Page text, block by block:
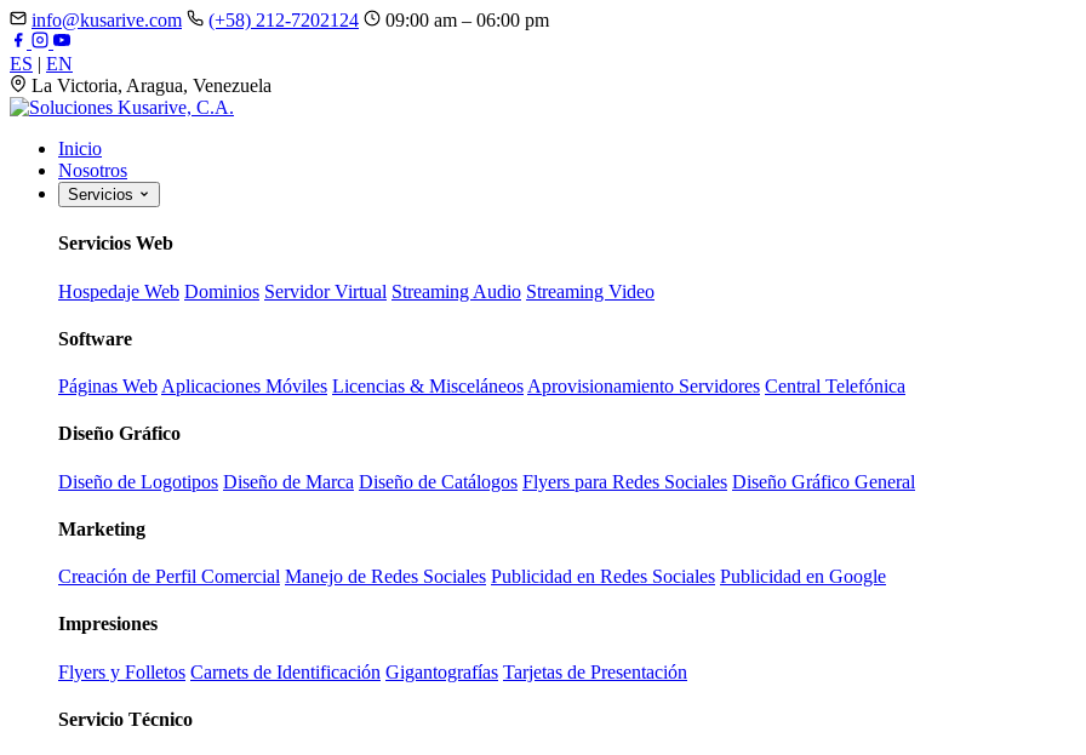
info@kusarive.com (+58) 212-7202124 09:00 am – 06:00 pm
ES | EN
La Victoria, Aragua, Venezuela
Inicio
Nosotros
Servicios
Servicios Web
Hospedaje Web Dominios Servidor Virtual Streaming Audio Streaming Video
Software
Páginas Web Aplicaciones Móviles Licencias & Misceláneos Aprovisionamiento Servidores Central Telefónica
Diseño Gráfico
Diseño de Logotipos Diseño de Marca Diseño de Catálogos Flyers para Redes Sociales Diseño Gráfico General
Marketing
Creación de Perfil Comercial Manejo de Redes Sociales Publicidad en Redes Sociales Publicidad en Google
Impresiones
Flyers y Folletos Carnets de Identificación Gigantografías Tarjetas de Presentación
Servicio Técnico